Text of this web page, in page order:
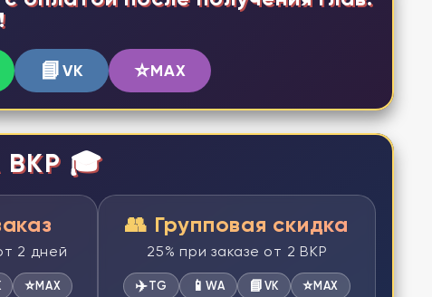
📘VK ⭐MAX
🎓
2 дней
⭐MAX
👥 Групповая скидка
25% при заказе от 2 ВКР
✈️TG 📱WA 📘 VK ⭐MAX